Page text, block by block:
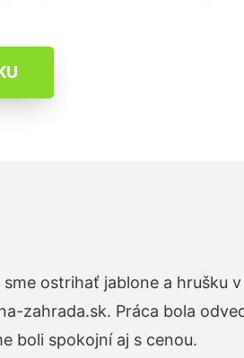
ostrihať jablone a hrušku
zahrada.sk. Práca bola
boli spokojní aj s cenou.